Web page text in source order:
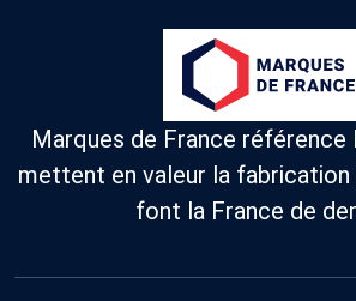
Marques de France référence
mettent en valeur la
font la France de